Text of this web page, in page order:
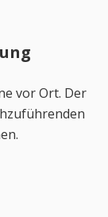
vor Ort. Der